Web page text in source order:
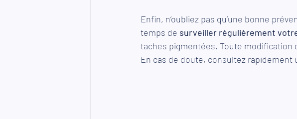
Enfin, n’oubliez pas qu’une bonne
temps de surveiller régulièrement
taches pigmentées. Toute modification
En cas de doute, consultez rapidement